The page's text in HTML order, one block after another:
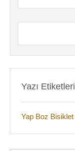
Yazı Etiketleri
Yap Boz Bisiklet